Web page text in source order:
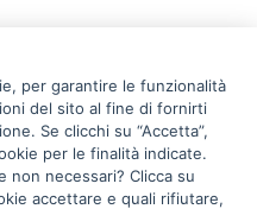
'00 KARL KANI
Esaurito
per garantire le funzionalità
del sito al fine di fornirti
Se clicchi su “Accetta”,
per le finalità indicate.
non necessari? Clicca su
accettare e quali rifiutare,